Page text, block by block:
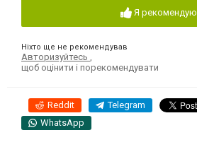
Я рекомендую
Ніхто ще не рекомендував
Авторизуйтесь ,
щоб оцінити і порекомендувати
Reddit Telegram
WhatsApp